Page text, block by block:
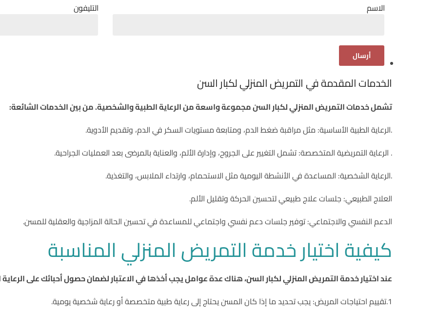
الاسم
التليفون
الخدمات المقدمة في التمريض المنزلي لكبار السن
تشمل خدمات التمريض المنزلي لكبار السن مجموعة واسعة من الرعاية الطبية والشخصية. من بين الخدمات الشائعة:
.الرعاية الطبية الأساسية: مثل مراقبة ضغط الدم، ومتابعة مستويات السكر في الدم، وتقديم الأدوية.
. الرعاية التمريضية المتخصصة: تشمل التغيير على الجروح، وإدارة الألم، والعناية بالمرضى بعد العمليات الجراحية.
.الرعاية الشخصية: المساعدة في الأنشطة اليومية مثل الاستحمام، وارتداء الملابس، والتغذية.
العلاج الطبيعي: جلسات علاج طبيعي لتحسين الحركة وتقليل الألم.
الدعم النفسي والاجتماعي: توفير جلسات دعم نفسي واجتماعي للمساعدة في تحسين الحالة المزاجية والعقلية للمسن.
كيفية اختيار خدمة التمريض المنزلي المناسبة
عند اختيار خدمة التمريض المنزلي لكبار السن، هناك عدة عوامل يجب أخذها في الاعتبار لضمان حصول أحبائك على
1.تقييم احتياجات المريض: يجب تحديد ما إذا كان المسن يحتاج إلى رعاية طبية متخصصة أو رعاية شخصية يومية.